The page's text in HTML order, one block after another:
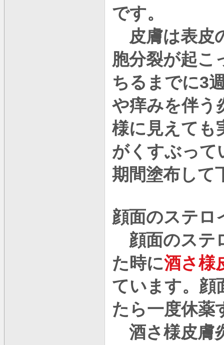
です。
皮膚は表皮
胞分裂が起こ
ちるまでに3
や痒みを伴う
様に見えても
がくすぶって
期間塗布して
顔面のステロ
顔面のステ
た時に酒さ様
ています。顔
たら一度休薬
酒さ様皮膚